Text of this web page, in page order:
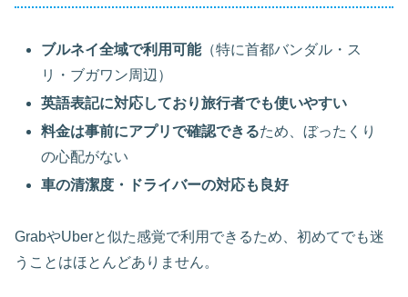
ブルネイ全域で利用可能（特に首都バンダル・ス
リ・ブガワン周辺）
英語表記に対応しており旅行者でも使いやすい
料金は事前にアプリで確認できるため、ぼったくり
の心配がない
車の清潔度・ドライバーの対応も良好
GrabやUberと似た感覚で利用できるため、初めてでも迷
うことはほとんどありません。